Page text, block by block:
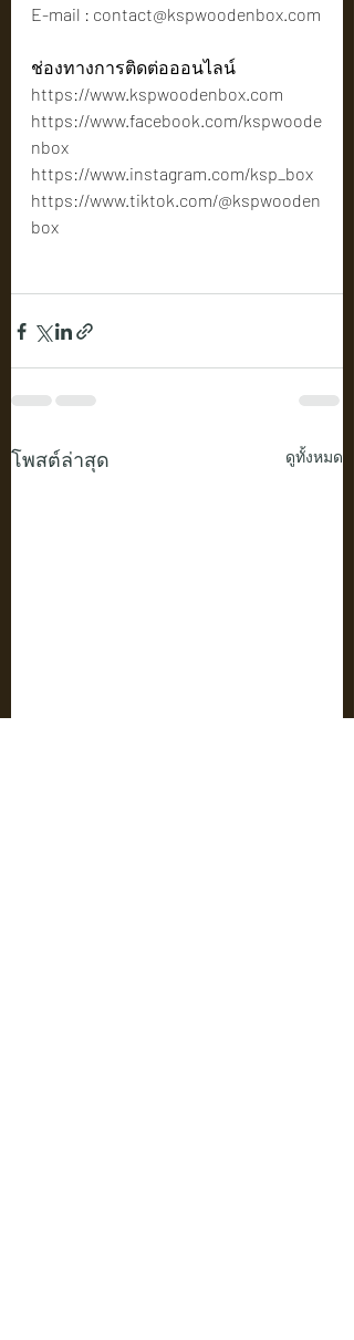
E-mail : contact@kspwoodenbox.com
ช่องทางการติดต่อออนไลน์
https://www.kspwoodenbox.com
https://www.facebook.com/kspwoode
nbox
https://www.instagram.com/ksp_box
https://www.tiktok.com/@kspwooden
box
โพสต์ล่าสุด ดูทั้งหมด